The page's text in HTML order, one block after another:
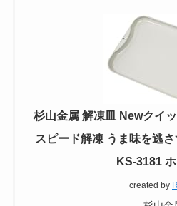
そんな時に便利なアイテム
今回は解凍皿の中でも人気
「newクイッ君」を紹介し